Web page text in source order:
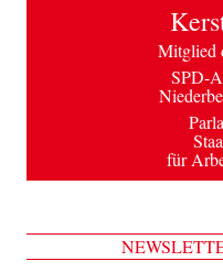
Mitglied
SPD-
für